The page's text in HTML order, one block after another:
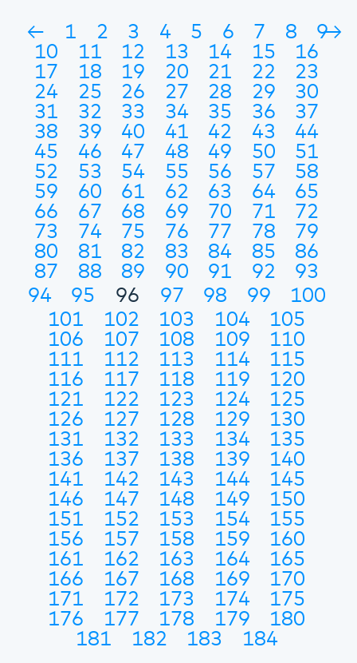
← 1 2 3 4 5 6 7 8
9
10
11 12 13 14 15
16
17
18 19 20 21 22
23
24
25 26 27 28 29
30
31
32 33 34 35 36
37
38
39 40 41 42 43
44
45
46 47 48 49 50
51
52
53 54 55 56 57
58
59
60 61 62 63 64
65
66
67 68 69 70 71
72
73
74 75 76 77 78
79
80
81 82 83 84 85
86
87
88 89 90 91 92
93
94
95 96 97 98 99
100
101
102 103 104
105
106
107 108 109
110
111
112 113 114
115
116
117 118 119
120
121
122 123 124
125
126
127 128 129
130
131
132 133 134
135
136
137 138 139
140
141
142 143 144
145
146
147 148 149
150
151
152 153 154
155
156
157 158 159
160
161
162 163 164
165
166
167 168 169
170
171
172 173 174
175
176
177 178 179
180
181
182 183 184
→